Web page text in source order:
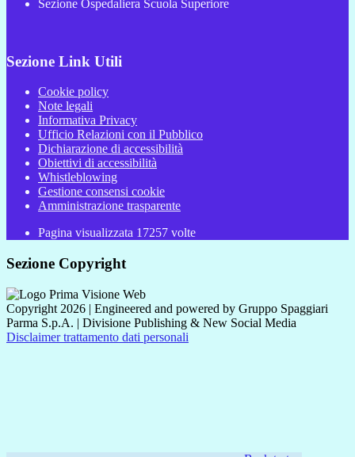
Sezione Ospedaliera Scuola Superiore
Sezione Link Utili
Cookie policy
Note legali
Informativa Privacy
Ufficio Relazioni con il Pubblico
Dichiarazione di accessibilità
Obiettivi di accessibilità
Whistleblowing
Gestione consensi cookie
Amministrazione trasparente
Pagina visualizzata 17257 volte
Sezione Copyright
Copyright 2026 | Engineered and powered by Gruppo Spaggiari
Parma S.p.A. | Divisione Publishing & New Social Media
Disclaimer trattamento dati personali